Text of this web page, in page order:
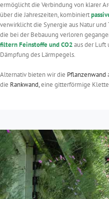
ermöglicht die Verbindung von klarer
über die Jahreszeiten, kombiniert
verwirklicht die Synergie aus Natur
die bei der Bebauung verloren
filtern Feinstoffe und CO2aus der Luft
Dämpfung des Lärmpegels.
Alternativ bieten wir die Pflanzenwand
die Rankwand,eine gitterförmige